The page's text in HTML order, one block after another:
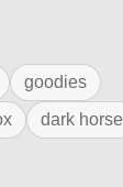
goodies
dark horse